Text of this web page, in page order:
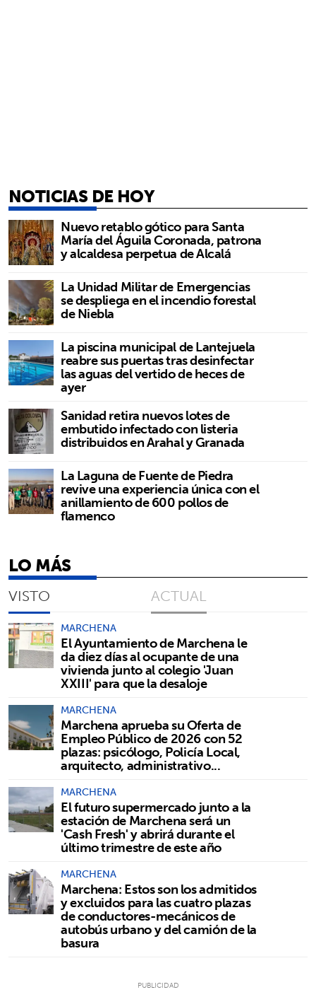
NOTICIAS DE HOY
Nuevo retablo gótico para Santa
María del Águila Coronada, patrona
y alcaldesa perpetua de Alcalá
La Unidad Militar de Emergencias
se despliega en el incendio forestal
de Niebla
La piscina municipal de Lantejuela
reabre sus puertas tras desinfectar
las aguas del vertido de heces de
ayer
Sanidad retira nuevos lotes de
embutido infectado con listeria
distribuidos en Arahal y Granada
La Laguna de Fuente de Piedra
revive una experiencia única con el
anillamiento de 600 pollos de
flamenco
LO MÁS
VISTO ACTUAL
MARCHENA
El Ayuntamiento de Marchena le
da diez días al ocupante de una
vivienda junto al colegio 'Juan
XXIII' para que la desaloje
MARCHENA
Marchena aprueba su Oferta de
Empleo Público de 2026 con 52
plazas: psicólogo, Policía Local,
arquitecto, administrativo...
MARCHENA
El futuro supermercado junto a la
estación de Marchena será un
'Cash Fresh' y abrirá durante el
último trimestre de este año
MARCHENA
Marchena: Estos son los admitidos
y excluidos para las cuatro plazas
de conductores-mecánicos de
autobús urbano y del camión de la
basura